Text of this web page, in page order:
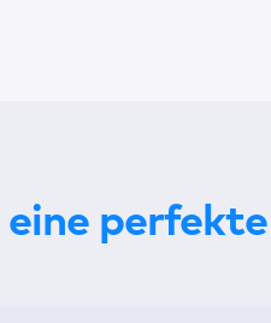
eine perfekte